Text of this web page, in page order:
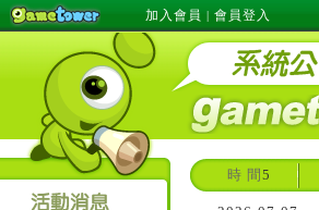
加入會員 | 會員登入
時 間 5